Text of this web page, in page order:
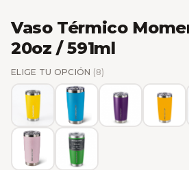
Vaso Térmico
20oz / 591ml
ELIGE TU OPCIÓN (8)